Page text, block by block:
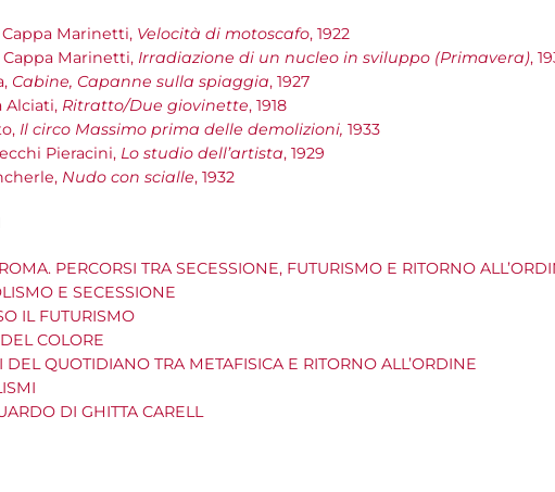
Marinetti, Velocità di motoscafo, 1922
Marinetti, Irradiazione di un nucleo in sviluppo (Primavera),
Cabine, Capanne sulla spiaggia, 1927
Alciati, Ritratto/Due giovinette, 1918
Il circo Massimo prima delle demolizioni, 1933
Pieracini, Lo studio dell’artista, 1929
Nudo con scialle, 1932
PERCORSI TRA SECESSIONE, FUTURISMO E RITORNO
E SECESSIONE
IL FUTURISMO
DEL COLORE
DEL QUOTIDIANO TRA METAFISICA E RITORNO ALL’ORDINE
DI GHITTA CARELL